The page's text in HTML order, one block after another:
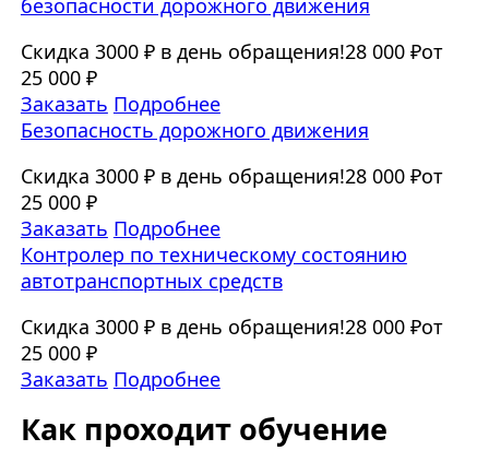
Скидка 3000 ₽ в день обращения!28 000 ₽от
25 000 ₽
Заказать Подробнее
Безопасность дорожного движения
Скидка 3000 ₽ в день обращения!28 000 ₽от
25 000 ₽
Заказать Подробнее
Контролер по техническому состоянию
автотранспортных средств
Скидка 3000 ₽ в день обращения!28 000 ₽от
25 000 ₽
Заказать Подробнее
Как проходит обучение